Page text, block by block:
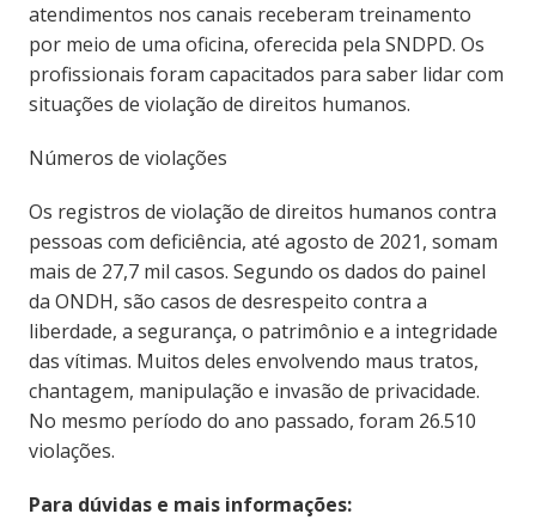
atendimentos nos canais receberam treinamento
por meio de uma oficina, oferecida pela SNDPD. Os
profissionais foram capacitados para saber lidar com
situações de violação de direitos humanos.
Números de violações
Os registros de violação de direitos humanos contra
pessoas com deficiência, até agosto de 2021, somam
mais de 27,7 mil casos. Segundo os dados do painel
da ONDH, são casos de desrespeito contra a
liberdade, a segurança, o patrimônio e a integridade
das vítimas. Muitos deles envolvendo maus tratos,
chantagem, manipulação e invasão de privacidade.
No mesmo período do ano passado, foram 26.510
violações.
Para dúvidas e mais informações: